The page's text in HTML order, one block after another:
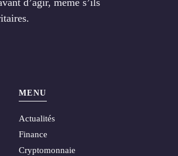
d’agir, même s’ils
MENU
Actualités
Finance
Cryptomonnaie